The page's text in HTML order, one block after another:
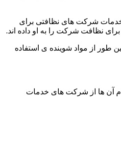
خدمات شرکت های نظافتی برای
نظافت شرکت را به او داده اند.
طور از مواد شوینده ی استفاده
آن ها از شرکت های خدمات